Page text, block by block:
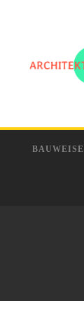
BAUWEISE